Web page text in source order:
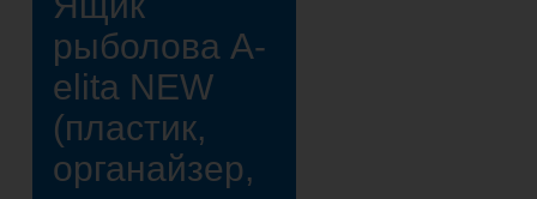
рыболова A-
elita NEW
(пластик,
органайзер,